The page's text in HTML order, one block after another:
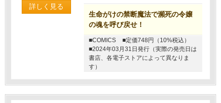
詳しく見る
生命がけの禁断魔法で瀕死の令嬢
の魂を呼び戻せ！
■COMICS
■定価748円（10%税込）
■2024年03月31日発行（実際の発売日は
書店、各電子ストアによって異なりま
す）